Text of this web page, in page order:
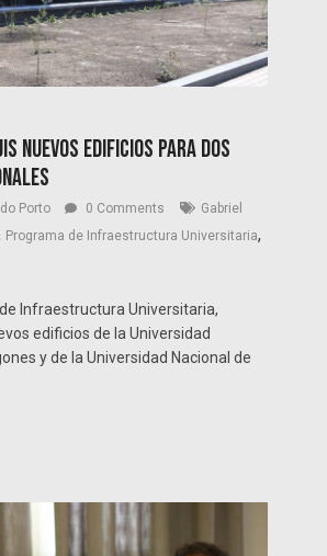
nuevos edificios para dos
Porto 0 Comments
Gabriel
Programa de Infraestructura Universitaria,
Infraestructura Universitaria,
edificios de la Universidad
y de la Universidad Nacional de